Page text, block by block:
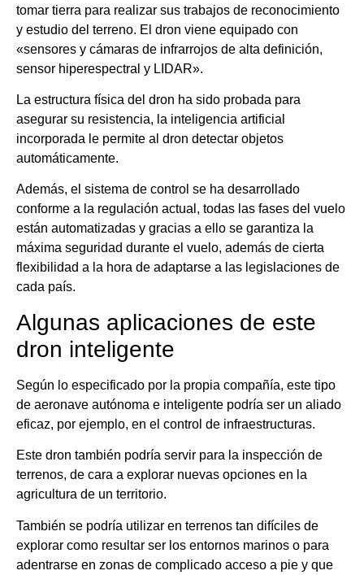
tomar tierra para realizar sus trabajos de reconocimiento
y estudio del terreno. El dron viene equipado con
«sensores y cámaras de infrarrojos de alta definición,
sensor hiperespectral y LIDAR».
La estructura física del dron ha sido probada para
asegurar su resistencia, la inteligencia artificial
incorporada le permite al dron detectar objetos
automáticamente.
Además, el sistema de control se ha desarrollado
conforme a la regulación actual, todas las fases del vuelo
están automatizadas y gracias a ello se garantiza la
máxima seguridad durante el vuelo, además de cierta
flexibilidad a la hora de adaptarse a las legislaciones de
cada país.
Algunas aplicaciones de este
dron inteligente
Según lo especificado por la propia compañía, este tipo
de aeronave autónoma e inteligente podría ser un aliado
eficaz, por ejemplo, en el control de infraestructuras.
Este dron también podría servir para la inspección de
terrenos, de cara a explorar nuevas opciones en la
agricultura de un territorio.
También se podría utilizar en terrenos tan difíciles de
explorar como resultar ser los entornos marinos o para
adentrarse en zonas de complicado acceso a pie y que